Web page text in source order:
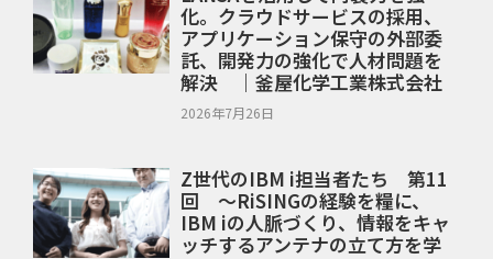
化。クラウドサービスの採用、
アプリケーション保守の外部委
託、開発力の強化で人材問題を
解決 ｜釜屋化学工業株式会社
2026年7月26日
Z世代のIBM i担当者たち 第11
回 ～RiSINGの経験を糧に、
IBM iの人脈づくり、情報をキャ
ッチするアンテナの立て方を学